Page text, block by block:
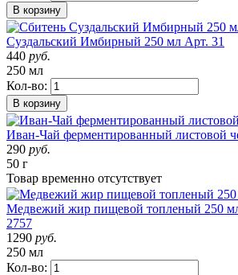
В корзину
Суздальский Имбирный 250 мл Арт. 31
440 руб.
250 мл
Кол-во:
В корзину
Иван-Чай ферментированный листовой
290 руб.
50 г
Товар временно отсутствует
Медвежий жир пищевой топленый 250
2757
1290 руб.
250 мл
Кол-во: